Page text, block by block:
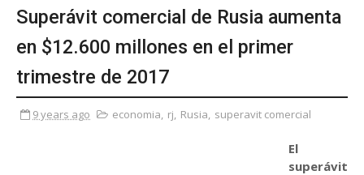
Superávit comercial de Rusia aumenta
en $12.600 millones en el primer
trimestre de 2017
9 years ago economia, rj, Rusia, superavit comercial
El
superávit